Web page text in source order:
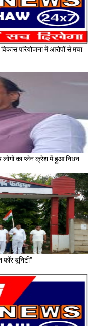
परियोजना में आरोपों से मचा
पांच लोगों का प्लेन क्रेश में हुआ निधन
यूनिटी"